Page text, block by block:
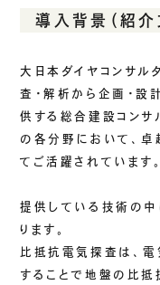
導入背景（紹介
大日本ダイヤコンサル
査・解析から企画・設
供する総合建設コンサ
の各分野において、卓
てご活躍されています。
提供している技術の中
ります。
比抵抗電気探査は、
することで地盤の比抵